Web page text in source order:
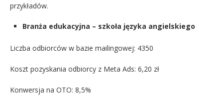
przykładów.
Branża edukacyjna – szkoła języka angielskiego
Liczba odbiorców w bazie mailingowej: 4350
Koszt pozyskania odbiorcy z Meta Ads: 6,20 zł
Konwersja na OTO: 8,5%